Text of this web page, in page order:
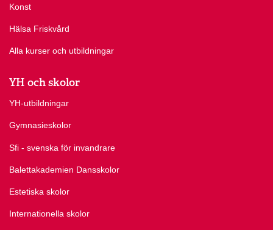
Konst
Hälsa Friskvård
Alla kurser och utbildningar
YH och skolor
YH-utbildningar
Gymnasieskolor
Sfi - svenska för invandrare
Balettakademien Dansskolor
Estetiska skolor
Internationella skolor